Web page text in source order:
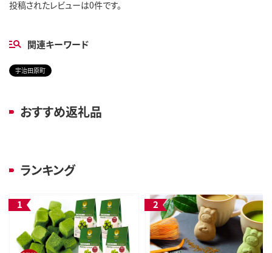
投稿されたレビューは0件です。
関連キーワード
宇治田原町
おすすめ返礼品
ランキング